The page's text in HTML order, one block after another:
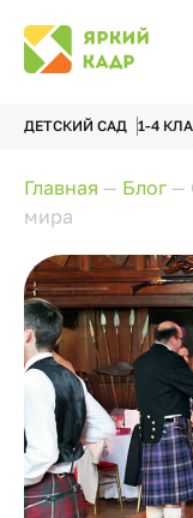
ДЕТСКИЙ САД 1-4
Главная — Блог —
мира